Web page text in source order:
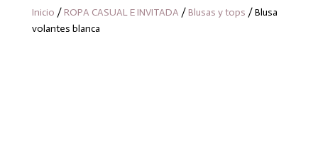
Inicio / ROPA CASUAL E INVITADA / Blusas y tops / Blusa
volantes blanca